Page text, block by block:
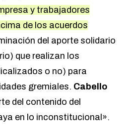
y trabajadores
de los acuerdos
del aporte solidario
que realizan los
o no) para
gremiales. Cabello
del contenido del
en lo inconstitucional».